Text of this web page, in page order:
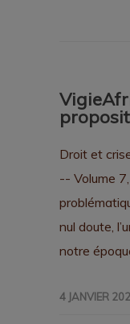
Droit et
-- Volume
nul doute,
notre
4 JANVIER